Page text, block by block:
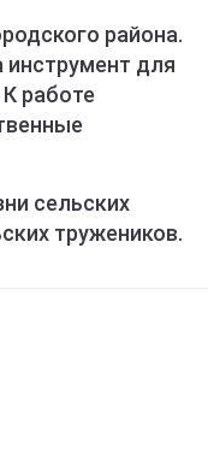
района.
инструмент для
работе
сельских
тружеников.